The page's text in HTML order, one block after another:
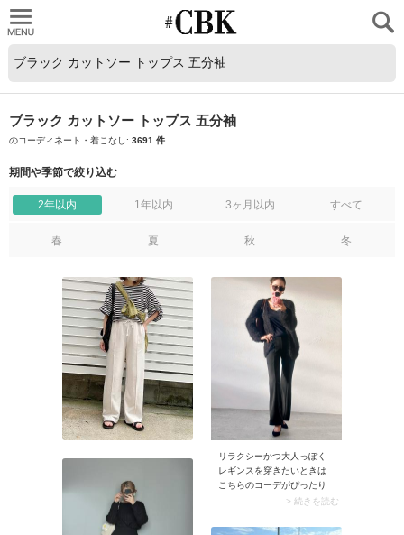
ブラック カットソー トップス 五分袖
のコーディネート・着こなし: 3691 件
期間や季節で絞り込む
2年以内 1年以内 3ヶ月以内 すべて
春 夏 秋 冬
リラクシーかつ大人っぽく
レギンスを穿きたいときは
こちらのコーデがぴったり
です。レギンスはフレアタ
るヘルシーなインナーにロ
> 続きを読む